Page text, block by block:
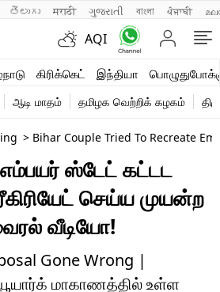
తెలుగు मराठी ગુજરાતી বাংলা ਪੰਜਾਬੀ
AQI
கிரிக்கெட் இந்தியா
ஆடி மாதம் தமிழக வெற்றிக் கழகம்
> Bihar Couple Tried To Recreate
ஸ்டேட் கட்டட
செய்ய முயன்ற
வீடியோ!
Gone Wrong |
மாகாணத்தில் உள்ள